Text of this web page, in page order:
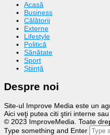
Acasă
Business
Călătorii
Externe
Lifestyle
Politică
Sănătate
Sport
Știință
Despre noi
Site-ul Improve Media este un
Aici veţi putea citi ştiri interne
© 2023 ImproveMedia. Toate
Type something and Enter